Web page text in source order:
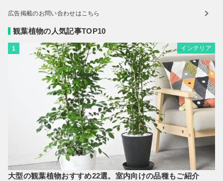
広告掲載のお問い合わせはこちら
観葉植物の人気記事TOP10
1 インテリア
大型の観葉植物おすすめ22選。室内向けの品種もご紹介